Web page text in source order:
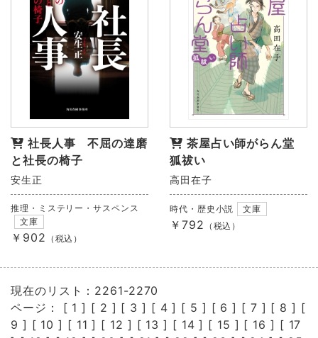
社長人事 不屈の達磨
と社長の椅子
安生正
推理・ミステリー・サスペンス
文庫
￥902 （税込）
茶屋占い師がらん堂
狐祓い
高田在子
時代・歴史小説 文庫
￥792 （税込）
現在のリスト：2261-2270
ページ： [ 1 ] [ 2 ] [ 3 ] [ 4 ] [ 5 ] [ 6 ] [ 7 ] [ 8 ] [
9 ] [ 10 ] [ 11 ] [ 12 ] [ 13 ] [ 14 ] [ 15 ] [ 16 ] [ 17